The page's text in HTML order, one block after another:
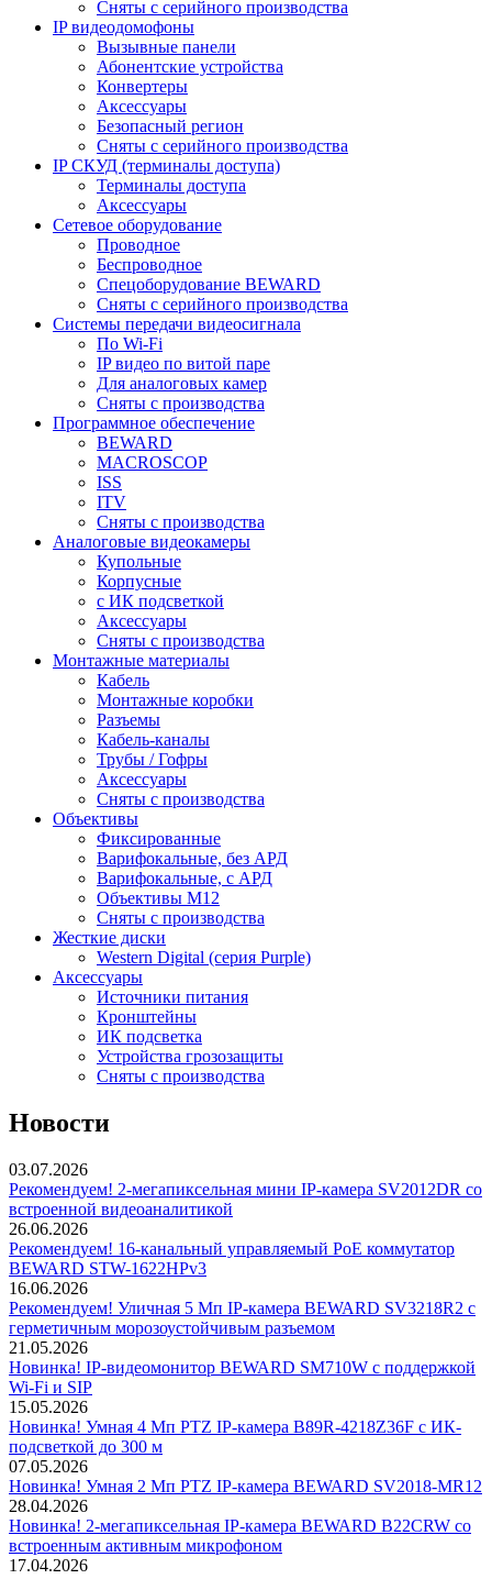
Сняты с серийного производства
IP видеодомофоны
Вызывные панели
Абонентские устройства
Конвертеры
Аксессуары
Безопасный регион
Сняты с серийного производства
IP СКУД (терминалы доступа)
Терминалы доступа
Аксессуары
Сетевое оборудование
Проводное
Беспроводное
Спецоборудование BEWARD
Сняты с серийного производства
Системы передачи видеосигнала
По Wi-Fi
IP видео по витой паре
Для аналоговых камер
Сняты с производства
Программное обеспечение
BEWARD
MACROSCOP
ISS
ITV
Сняты с производства
Аналоговые видеокамеры
Купольные
Корпусные
c ИК подсветкой
Аксессуары
Сняты с производства
Монтажные материалы
Кабель
Монтажные коробки
Разъемы
Кабель-каналы
Трубы / Гофры
Аксессуары
Сняты с производства
Объективы
Фиксированные
Варифокальные, без АРД
Варифокальные, с АРД
Объективы M12
Сняты с производства
Жесткие диски
Western Digital (серия Purple)
Аксессуары
Источники питания
Кронштейны
ИК подсветка
Устройства грозозащиты
Сняты с производства
Новости
03.07.2026
Рекомендуем! 2-мегапиксельная мини IP-камера SV2012DR со
встроенной видеоаналитикой
26.06.2026
Рекомендуем! 16-канальный управляемый PoE коммутатор
BEWARD STW-1622HPv3
16.06.2026
Рекомендуем! Уличная 5 Мп IP-камера BEWARD SV3218R2 с
герметичным морозоустойчивым разъемом
21.05.2026
Новинка! IP-видеомонитор BEWARD SM710W с поддержкой
Wi-Fi и SIP
15.05.2026
Новинка! Умная 4 Мп PTZ IP-камера B89R-4218Z36F с ИК-
подсветкой до 300 м
07.05.2026
Новинка! Умная 2 Мп PTZ IP-камера BEWARD SV2018-MR12
28.04.2026
Новинка! 2-мегапиксельная IP-камера BEWARD B22CRW со
встроенным активным микрофоном
17.04.2026